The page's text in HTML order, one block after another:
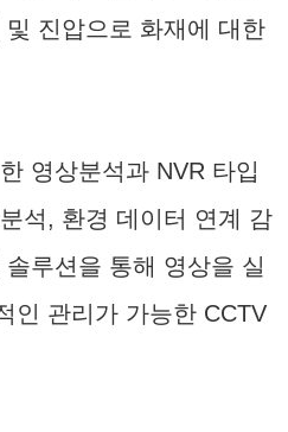
진압으로 화재에 대한
영상분석과 NVR 타입
석, 환경 데이터 연계 감
루션을 통해 영상을 실
인 관리가 가능한 CCTV